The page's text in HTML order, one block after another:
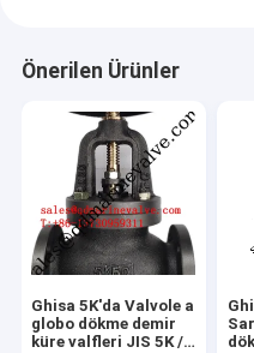
Önerilen Ürünler
Ghisa 5K'da Valvole a
globo dökme demir
küre valfleri JIS 5K /